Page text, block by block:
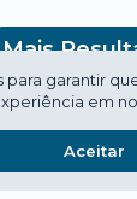
Mais
para garantir
em
Aceitar